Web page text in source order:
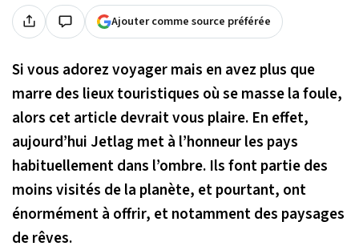
Ajouter comme source préférée
Si vous adorez voyager mais en avez plus que
marre des lieux touristiques où se masse la foule,
alors cet article devrait vous plaire. En effet,
aujourd’hui Jetlag met à l’honneur les pays
habituellement dans l’ombre. Ils font partie des
moins visités de la planète, et pourtant, ont
énormément à offrir, et notamment des paysages
de rêves.